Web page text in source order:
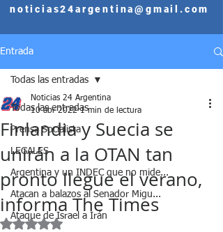
noticias24argentina@gmail.com
Entrada
Todas las entradas
Prensa Socialista
LEGALES
Argentina y un INDEC que no mide...
Atacan a balazos al Senador Migu...
Ataque de Israel a Irán
Todas las entradas
Finlandia y Suecia se
unirán a la OTAN tan
pronto llegue el verano,
informa The Times
Noticias 24 Argentina
10 abr 2022 1 min de lectura
Obtuvo NaN de 5 estrellas.